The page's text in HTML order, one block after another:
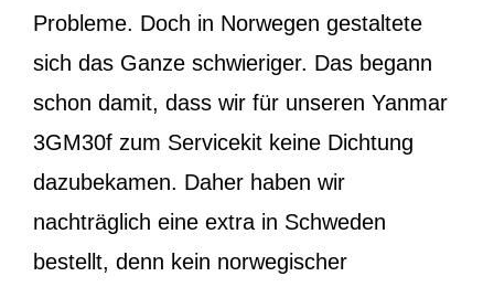
Probleme. Doch in Norwegen gestaltete
sich das Ganze schwieriger. Das begann
schon damit, dass wir für unseren Yanmar
3GM30f zum Servicekit keine Dichtung
dazubekamen. Daher haben wir
nachträglich eine extra in Schweden
bestellt, denn kein norwegischer